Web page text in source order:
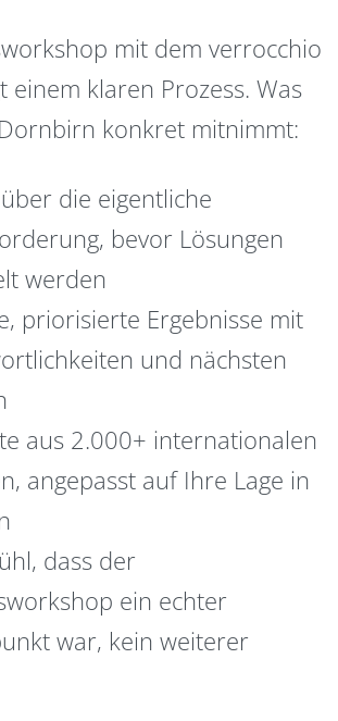
mit dem verrocchio
einem klaren Prozess. Was
konkret mitnimmt:
die eigentliche
bevor Lösungen
werden
priorisierte Ergebnisse mit
und nächsten
aus 2.000+ internationalen
angepasst auf Ihre Lage in
dass der
ein echter
war, kein weiterer